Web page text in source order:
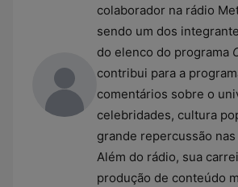
colaborador na rádio
sendo um dos
do elenco do programa
contribui para a
comentários sobre o
celebridades, cultura
grande repercussão
Além do rádio, sua
produção de conteúdo